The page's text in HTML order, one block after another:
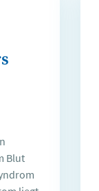
Blut